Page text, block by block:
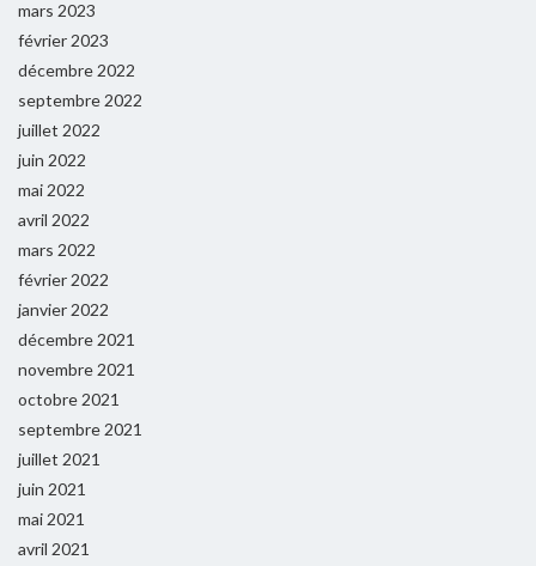
mars 2023
février 2023
décembre 2022
septembre 2022
juillet 2022
juin 2022
mai 2022
avril 2022
mars 2022
février 2022
janvier 2022
décembre 2021
novembre 2021
octobre 2021
septembre 2021
juillet 2021
juin 2021
mai 2021
avril 2021